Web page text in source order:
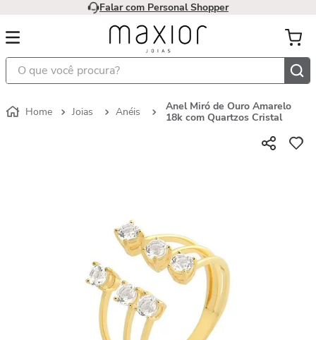
Falar com Personal Shopper
O que você procura?
Joias Anéis
Anel Miró de Ouro Amarelo
18k com Quartzos Cristal